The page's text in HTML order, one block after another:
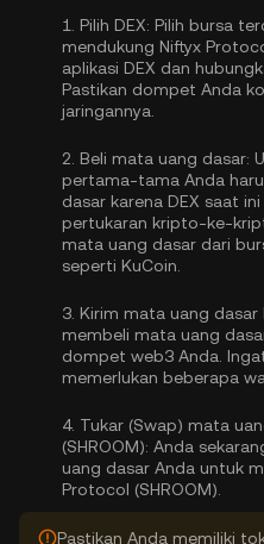
1. Pilih DEX: Pilih bursa
mendukung Niftyx
aplikasi DEX dan
Pastikan dompet Anda
jaringannya.
2. Beli mata uang dasar:
pertama-tama Anda
dasar karena DEX saat
pertukaran kripto-ke-
mata uang dasar dari
seperti KuCoin.
3. Kirim mata uang
membeli mata uang
dompet web3 Anda.
memerlukan beberapa
4. Tukar (Swap) mata
(SHROOM): Anda
uang dasar Anda untuk
Protocol (SHROOM).
Pastikan Anda memiliki